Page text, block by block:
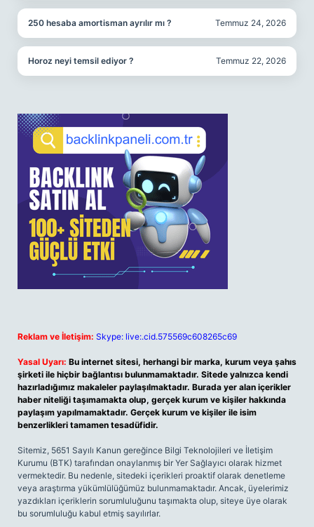
250 hesaba amortisman ayrılır mı ? Temmuz 24, 2026
Horoz neyi temsil ediyor ? Temmuz 22, 2026
Reklam ve İletişim: Skype: live:.cid.575569c608265c69
Yasal Uyarı: Bu internet sitesi, herhangi bir marka, kurum veya şahıs
şirketi ile hiçbir bağlantısı bulunmamaktadır. Sitede yalnızca kendi
hazırladığımız makaleler paylaşılmaktadır. Burada yer alan içerikler
haber niteliği taşımamakta olup, gerçek kurum ve kişiler hakkında
paylaşım yapılmamaktadır. Gerçek kurum ve kişiler ile isim
benzerlikleri tamamen tesadüfidir.
Sitemiz, 5651 Sayılı Kanun gereğince Bilgi Teknolojileri ve İletişim
Kurumu (BTK) tarafından onaylanmış bir Yer Sağlayıcı olarak hizmet
vermektedir. Bu nedenle, sitedeki içerikleri proaktif olarak denetleme
veya araştırma yükümlülüğümüz bulunmamaktadır. Ancak, üyelerimiz
yazdıkları içeriklerin sorumluluğunu taşımakta olup, siteye üye olarak
bu sorumluluğu kabul etmiş sayılırlar.